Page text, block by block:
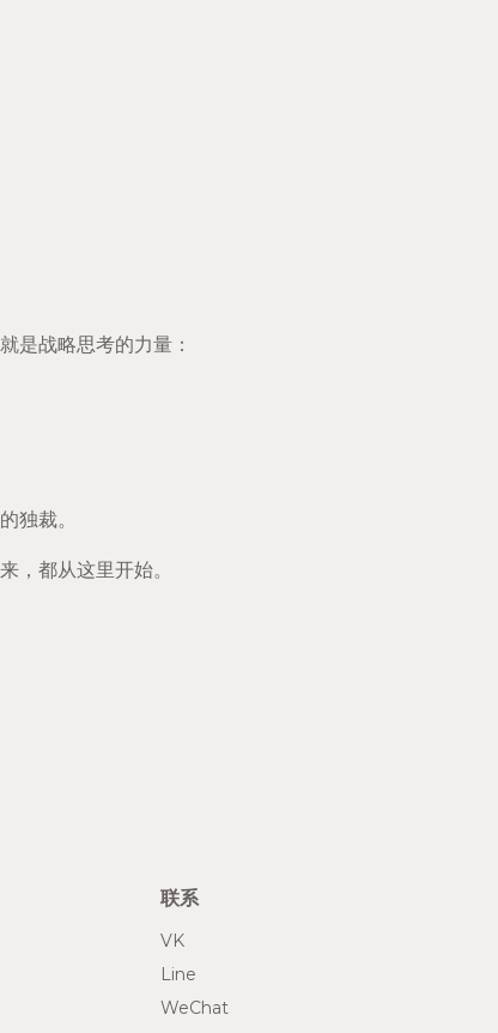
是战略思考的力量：
独裁。
，都从这里开始。
联系
VK
Line
WeChat